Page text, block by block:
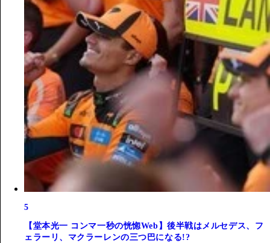
5
【堂本光一 コンマ一秒の恍惚Web】後半戦はメルセデス、フ
ェラーリ、マクラーレンの三つ巴になる!?